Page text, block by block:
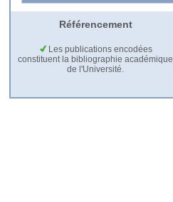
Référencement
Les publications encodées
constituent la bibliographie académique
de l'Université.